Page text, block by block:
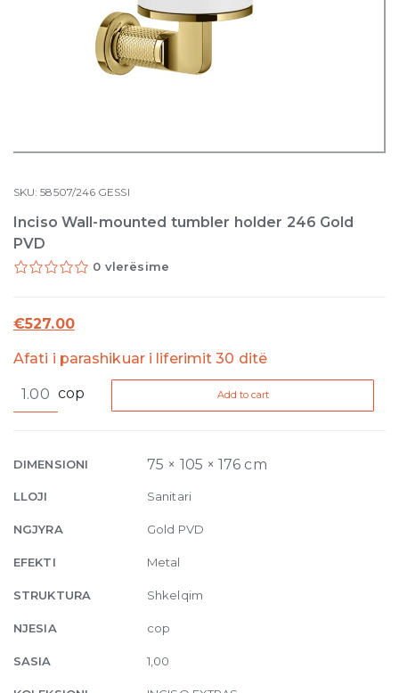
SKU:58507/246 GESSI
Inciso Wall-mounted tumbler holder 246 Gold
PVD
0 vlerësime
€527.00
Afati i parashikuar i liferimit 30 ditë
Wall-
holder
Gold
PVD
cop Add to cart
DIMENSIONI 75 × 105 × 176 cm
LLOJI Sanitari
NGJYRA Gold PVD
EFEKTI Metal
STRUKTURA Shkelqim
NJESIA cop
SASIA 1,00